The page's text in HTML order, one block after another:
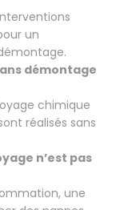
un
démontage
chimique
réalisés sans
n’est pas
une